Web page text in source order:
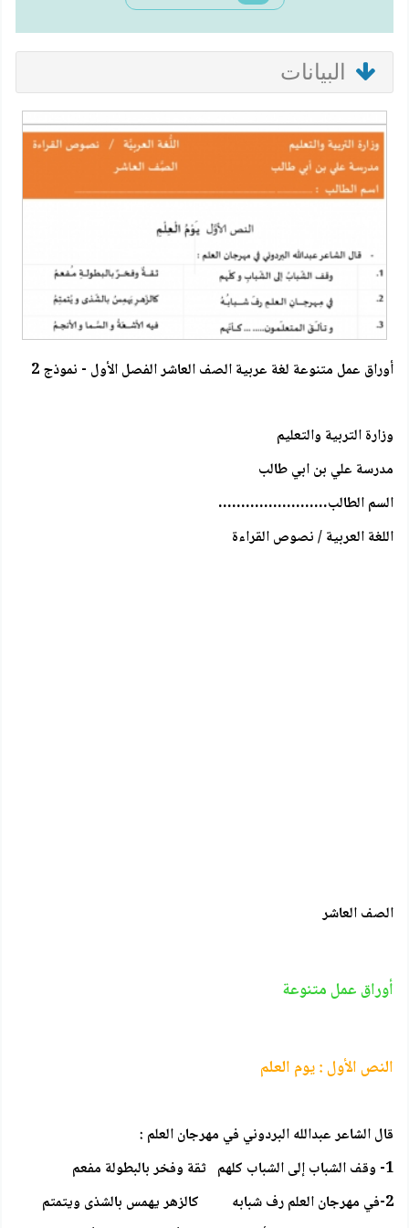
البيانات
أوراق عمل متنوعة لغة عربية الصف العاشر الفصل الأول - نموذج 2
وزارة التربية والتعليم
مدرسة علي بن ابي طالب
السم الطالب……………………
اللغة العربية / نصوص القراءة
الصف العاشر
أوراق عمل متنوعة
النص الأول : يوم العلم
قال الشاعر عبدالله البردوني في مهرجان العلم :
1- وقف الشباب إلى الشباب كلهم ثقة وفخر بالبطولة مفعم
2-في مهرجان العلم رف شبابه كالزهر يهمس بالشذى ويتمتم